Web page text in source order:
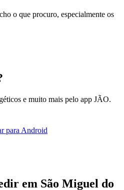
o que procuro, especialmente os
e muito mais pelo app JÃO.
para Android
em São Miguel do